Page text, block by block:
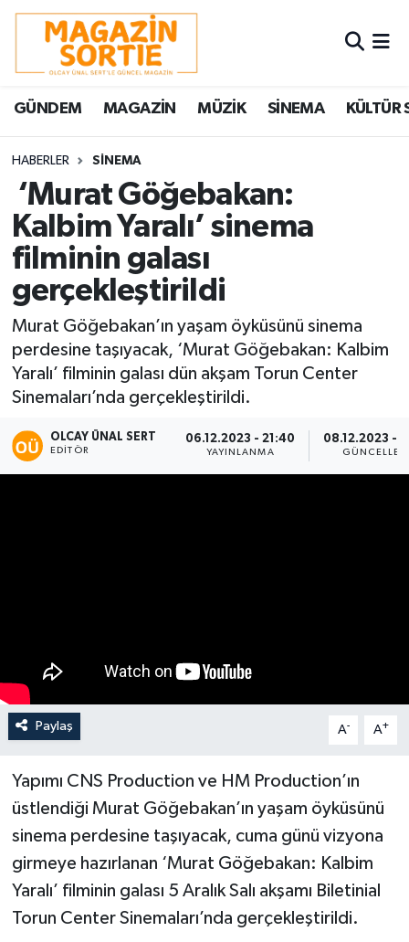
GÜNDEM MAGAZİN MÜZİK SİNEMA KÜLTÜR
HABERLER SİNEMA
‘Murat Göğebakan:
Kalbim Yaralı’ sinema
filminin galası
gerçekleştirildi
Murat Göğebakan’ın yaşam öyküsünü sinema
perdesine taşıyacak, ‘Murat Göğebakan: Kalbim
Yaralı’ filminin galası dün akşam Torun Center
Sinemaları’nda gerçekleştirildi.
OLCAY ÜNAL SERT
EDITÖR
06.12.2023 - 21:40
YAYINLANMA
08.12.2023 -
Paylaş A- A+
Yapımı CNS Production ve HM Production’ın
üstlendiği Murat Göğebakan’ın yaşam öyküsünü
sinema perdesine taşıyacak, cuma günü vizyona
girmeye hazırlanan ‘Murat Göğebakan: Kalbim
Yaralı’ filminin galası 5 Aralık Salı akşamı Biletinial
Torun Center Sinemaları’nda gerçekleştirildi.
Nöbetçi Eczaneler
Hava Durumu
Trafik Durumu
Süper Lig Puan Durumu ve Fikstür
Tüm Manşetler
Son Dakika Haberleri
Haber Arşivi